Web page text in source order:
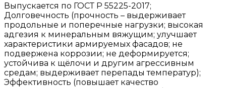
Выпускается по ГОСТ Р 55225-2017;
Долговечность (прочность – выдерживает
продольные и поперечные нагрузки; высокая
адгезия к минеральным вяжущим; улучшает
характеристики армируемых фасадов; не
подвержена коррозии; не деформируется;
устойчива к щёлочи и другим агрессивным
средам; выдерживает перепады температур);
Эффективность (повышает качество